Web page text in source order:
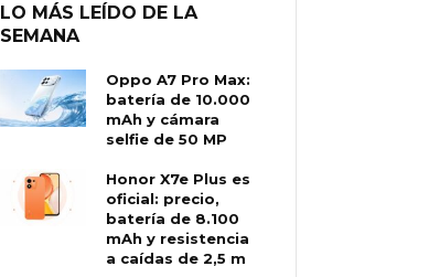
LO MÁS LEÍDO DE LA
SEMANA
Oppo A7 Pro Max:
batería de 10.000
mAh y cámara
selfie de 50 MP
Honor X7e Plus es
oficial: precio,
batería de 8.100
mAh y resistencia
a caídas de 2,5 m